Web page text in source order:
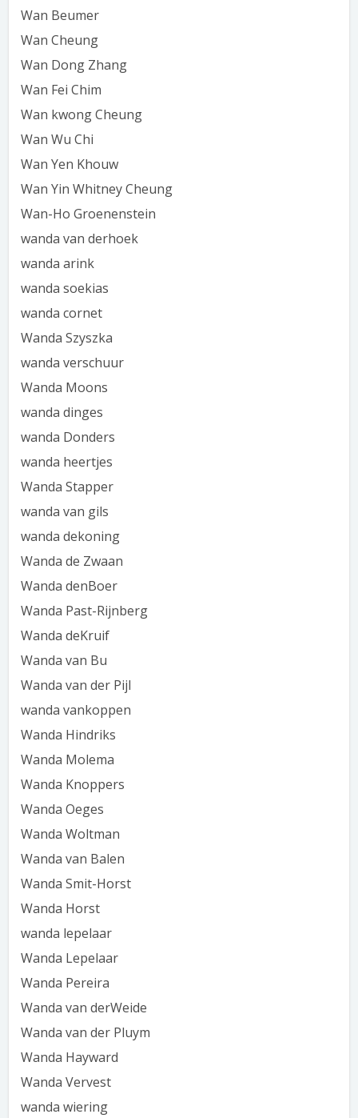
Wan Beumer
Wan Cheung
Wan Dong Zhang
Wan Fei Chim
Wan kwong Cheung
Wan Wu Chi
Wan Yen Khouw
Wan Yin Whitney Cheung
Wan-Ho Groenenstein
wanda van derhoek
wanda arink
wanda soekias
wanda cornet
Wanda Szyszka
wanda verschuur
Wanda Moons
wanda dinges
wanda Donders
wanda heertjes
Wanda Stapper
wanda van gils
wanda dekoning
Wanda de Zwaan
Wanda denBoer
Wanda Past-Rijnberg
Wanda deKruif
Wanda van Bu
Wanda van der Pijl
wanda vankoppen
Wanda Hindriks
Wanda Molema
Wanda Knoppers
Wanda Oeges
Wanda Woltman
Wanda van Balen
Wanda Smit-Horst
Wanda Horst
wanda lepelaar
Wanda Lepelaar
Wanda Pereira
Wanda van derWeide
Wanda van der Pluym
Wanda Hayward
Wanda Vervest
wanda wiering